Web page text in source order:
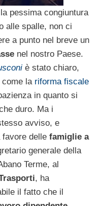
pessima congiuntura
alle spalle, non ci
a punto nel breve un
nel nostro Paese.
è stato chiaro,
la riforma fiscale
in quanto si
duro. Ma i
avviso, e
delle famiglie a
generale della
Terme, al
, ha
il fatto che il